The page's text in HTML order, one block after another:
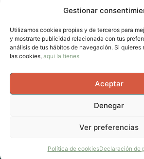
Gestionar
Utilizamos cookies propias y de terceros para
y mostrarte publicidad relacionada con tus
análisis de tus hábitos de navegación. Si quieres
las cookies, aqui la tienes
Aceptar
Denegar
Ver preferencias
Política de cookiesDeclaración de
electrónico
Web
© 2026 AvernoTrail - Movimiento,
cabeza y en la vida.• Creado con